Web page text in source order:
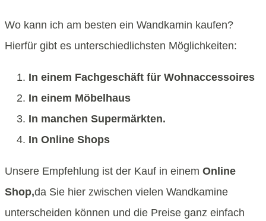
Wo kann ich am besten ein Wandkamin kaufen?
Hierfür gibt es unterschiedlichsten Möglichkeiten:
In einem Fachgeschäft für Wohnaccessoires
In einem Möbelhaus
In manchen Supermärkten.
In Online Shops
Unsere Empfehlung ist der Kauf in einem Online
Shop,da Sie hier zwischen vielen Wandkamine
unterscheiden können und die Preise ganz einfach